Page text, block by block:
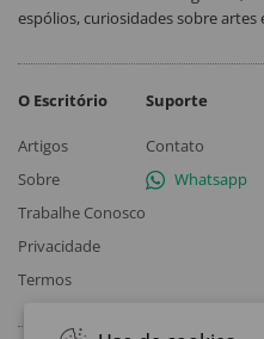
espólios, curiosidades sobre artes
O Escritório
Artigos
Sobre
Trabalhe Conosco
Privacidade
Termos
Suporte
Contato
Whatsapp